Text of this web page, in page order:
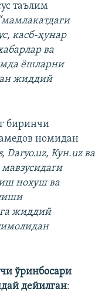
таълим
касб-ҳунар
ва
ёшларни
жиддий
биринчи
номидан
Daryo.uz, Кун.uz ва
нохуш ва
жиддий
ўринбосари
дейилган: